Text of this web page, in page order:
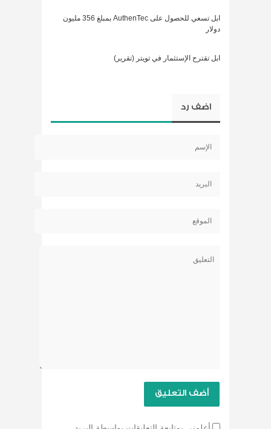
ابل تسعي للحصول على AuthenTec بمبلغ 356 مليون
دولار
ابل تقترح الإستثمار في تويتر (تقرير)
اضف رد